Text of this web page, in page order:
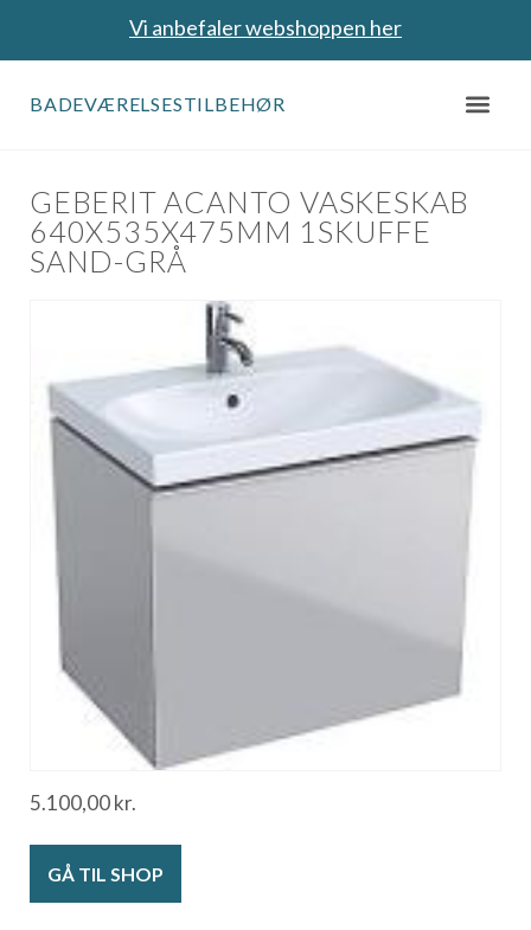
Vi anbefaler webshoppen her
BADEVÆRELSESTILBEHØR
GEBERIT ACANTO VASKESKAB
640X535X475MM 1SKUFFE
SAND-GRÅ
5.100,00kr.
GÅ TIL SHOP